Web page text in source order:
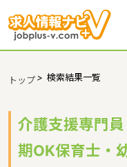
トップ> 検索結果一覧
介護支援専門
期OK保育士・